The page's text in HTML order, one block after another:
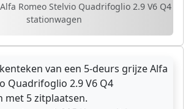
Romeo Stelvio Quadrifoglio 2.9 V6 Q4
stationwagen
kenteken van een 5-deurs grijze Alfa
Quadrifoglio 2.9 V6 Q4
met 5 zitplaatsen.